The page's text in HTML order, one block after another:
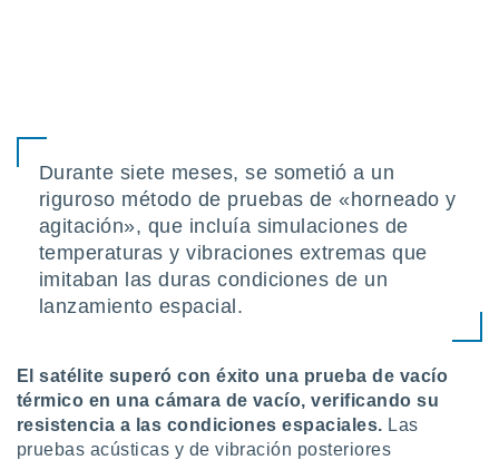
Durante siete meses, se sometió a un
riguroso método de pruebas de «horneado y
agitación», que incluía simulaciones de
temperaturas y vibraciones extremas que
imitaban las duras condiciones de un
lanzamiento espacial.
El satélite superó con éxito una prueba de vacío
térmico en una cámara de vacío, verificando su
resistencia a las condiciones espaciales. Las
pruebas acústicas y de vibración posteriores